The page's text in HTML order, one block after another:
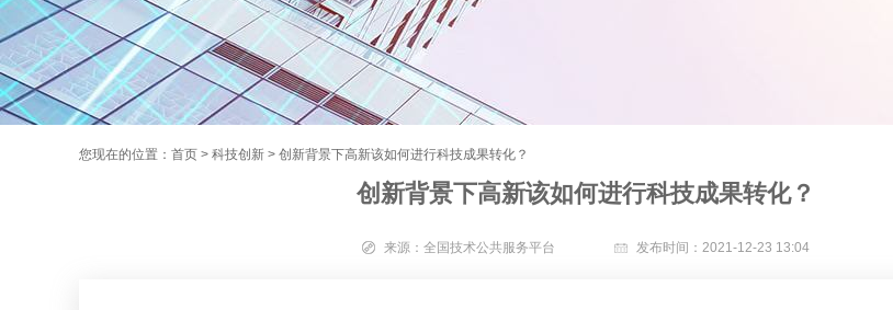
您现在的位置： 首页 > 科技创新 > 创新背景下高新该如何进行科技成果转化？
创新背景下高新该如何进行科技成果转化？
来源： 全国技术公共服务平台 发布时间： 2021-12-23 13:04